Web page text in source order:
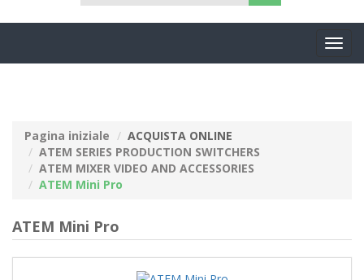
Pagina iniziale
ACQUISTA ONLINE
ATEM SERIES PRODUCTION SWITCHERS
ATEM MIXER VIDEO AND ACCESSORIES
ATEM Mini Pro
ATEM Mini Pro